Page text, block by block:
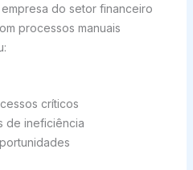
do setor financeiro
processos manuais
críticos
de ineficiência